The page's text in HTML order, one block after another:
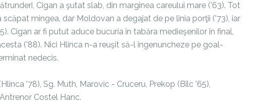
Cigan a şutat slab, din marginea careului mare ('63). Tot
mingea, dar Moldovan a degajat de pe linia porţii ('73), iar
Cigan ar fi putut aduce bucuria în tabăra medieşenilor în final,
('88). Nici Hlinca n-a reuşit să-l îngenuncheze pe goal-
nedecis.
'78), Sg. Muth, Marovic - Cruceru, Prekop (Bîlc '65),
Costel Hanc.